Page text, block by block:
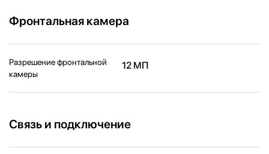
Фронтальная камера
Разрешение фронтальной
камеры
12 МП
Связь и подключение